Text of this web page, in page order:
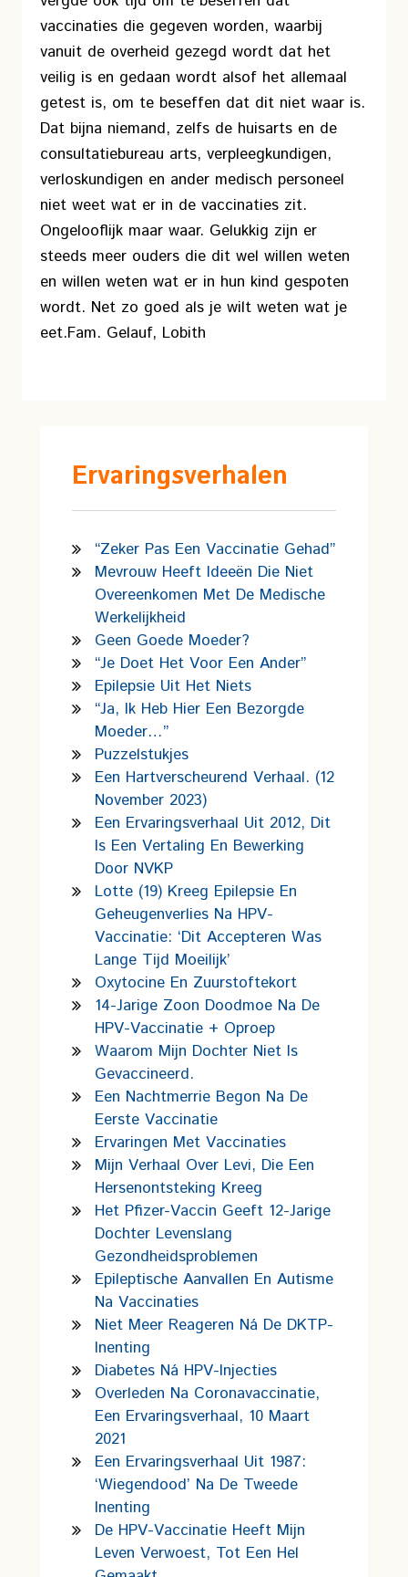
Ervaringsverhalen
“Zeker Pas Een Vaccinatie Gehad”
Mevrouw Heeft Ideeën Die Niet
Overeenkomen Met De Medische
Werkelijkheid
Geen Goede Moeder?
“Je Doet Het Voor Een Ander”
Epilepsie Uit Het Niets
“Ja, Ik Heb Hier Een Bezorgde
Moeder…”
Puzzelstukjes
Een Hartverscheurend Verhaal. (12
November 2023)
Een Ervaringsverhaal Uit 2012, Dit
Is Een Vertaling En Bewerking
Door NVKP
Lotte (19) Kreeg Epilepsie En
Geheugenverlies Na HPV-
Vaccinatie: ‘Dit Accepteren Was
Lange Tijd Moeilijk’
Oxytocine En Zuurstoftekort
14-Jarige Zoon Doodmoe Na De
HPV-Vaccinatie + Oproep
Waarom Mijn Dochter Niet Is
Gevaccineerd.
Een Nachtmerrie Begon Na De
Eerste Vaccinatie
Ervaringen Met Vaccinaties
Mijn Verhaal Over Levi, Die Een
Hersenontsteking Kreeg
Het Pfizer-Vaccin Geeft 12-Jarige
Dochter Levenslang
Gezondheidsproblemen
Epileptische Aanvallen En Autisme
Na Vaccinaties
Niet Meer Reageren Ná De DKTP-
Inenting
Diabetes Ná HPV-Injecties
Overleden Na Coronavaccinatie,
Een Ervaringsverhaal, 10 Maart
2021
Een Ervaringsverhaal Uit 1987:
‘wiegendood’ Na De Tweede
Inenting
De HPV-Vaccinatie Heeft Mijn
Leven Verwoest, Tot Een Hel
vaccinaties die gegeven worden, waarbij
vanuit de overheid gezegd wordt dat het
veilig is en gedaan wordt alsof het allemaal
getest is, om te beseffen dat dit niet waar is.
Dat bijna niemand, zelfs de huisarts en de
consultatiebureau arts, verpleegkundigen,
verloskundigen en ander medisch personeel
niet weet wat er in de vaccinaties zit.
Ongelooflijk maar waar. Gelukkig zijn er
steeds meer ouders die dit wel willen weten
en willen weten wat er in hun kind gespoten
wordt. Net zo goed als je wilt weten wat je
eet.Fam. Gelauf, Lobith